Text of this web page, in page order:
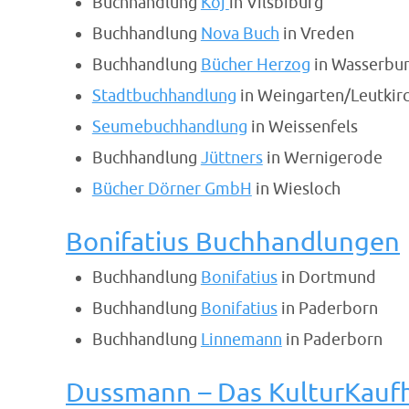
Buchhandlung Nova Buch in Vreden
Buchhandlung Bücher Herzog in
Stadtbuchhandlung in Weingarten/
Seumebuchhandlung in Weissenfels
Buchhandlung Jüttnersin Wernigerode
Bücher Dörner GmbH in Wiesloch
Bonifatius Buchhandlungen
Buchhandlung Bonifatiusin Dortmund
Buchhandlung Bonifatiusin Paderborn
Buchhandlung Linnemann in Paderborn
Dussmann – Das